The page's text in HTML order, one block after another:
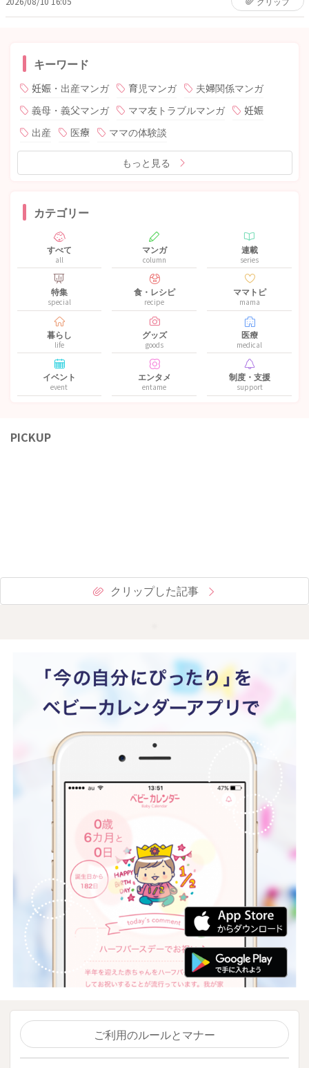
キーワード
妊娠・出産マンガ 育児マンガ
夫婦関係マンガ
義母・義父マンガ
ママ友トラブルマンガ
妊娠
出産
医療 ママの体験談
もっと見る
カテゴリー
すべて
all
マンガ
column
連載
series
特集
special
食・レシピ
recipe
ママトピ
mama
暮らし
life
グッズ
goods
医療
medical
イベント
event
エンタメ
entame
制度・支援
support
PICKUP
クリップした記事
ご利用のルールとマナー